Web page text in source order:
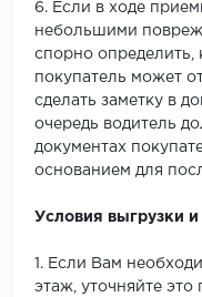
6. Если в ходе
небольшими
спорно определить,
покупатель может
сделать заметку в
очередь водитель
документах
основанием для
Условия выгрузки
1. Если Вам
этаж, уточняйте это